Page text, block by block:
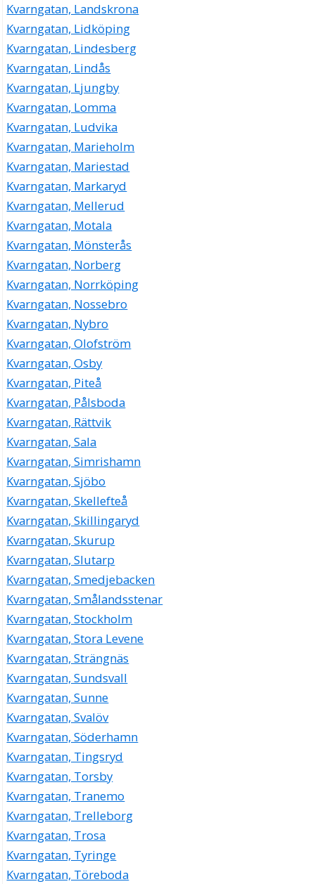
Kvarngatan, Landskrona
Kvarngatan, Lidköping
Kvarngatan, Lindesberg
Kvarngatan, Lindås
Kvarngatan, Ljungby
Kvarngatan, Lomma
Kvarngatan, Ludvika
Kvarngatan, Marieholm
Kvarngatan, Mariestad
Kvarngatan, Markaryd
Kvarngatan, Mellerud
Kvarngatan, Motala
Kvarngatan, Mönsterås
Kvarngatan, Norberg
Kvarngatan, Norrköping
Kvarngatan, Nossebro
Kvarngatan, Nybro
Kvarngatan, Olofström
Kvarngatan, Osby
Kvarngatan, Piteå
Kvarngatan, Pålsboda
Kvarngatan, Rättvik
Kvarngatan, Sala
Kvarngatan, Simrishamn
Kvarngatan, Sjöbo
Kvarngatan, Skellefteå
Kvarngatan, Skillingaryd
Kvarngatan, Skurup
Kvarngatan, Slutarp
Kvarngatan, Smedjebacken
Kvarngatan, Smålandsstenar
Kvarngatan, Stockholm
Kvarngatan, Stora Levene
Kvarngatan, Strängnäs
Kvarngatan, Sundsvall
Kvarngatan, Sunne
Kvarngatan, Svalöv
Kvarngatan, Söderhamn
Kvarngatan, Tingsryd
Kvarngatan, Torsby
Kvarngatan, Tranemo
Kvarngatan, Trelleborg
Kvarngatan, Trosa
Kvarngatan, Tyringe
Kvarngatan, Töreboda